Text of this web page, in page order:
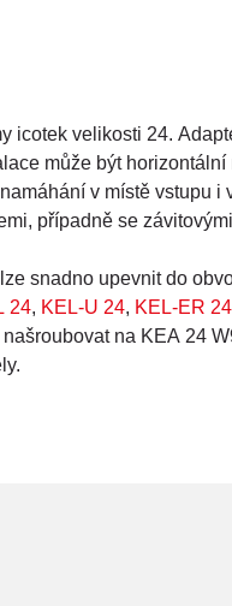
icotek velikosti 24.
může být horizontální
v místě vstupu i
případně se
lze snadno upevnit do
24, KEL-U 24, KEL-ER 24
našroubovat na KEA 24